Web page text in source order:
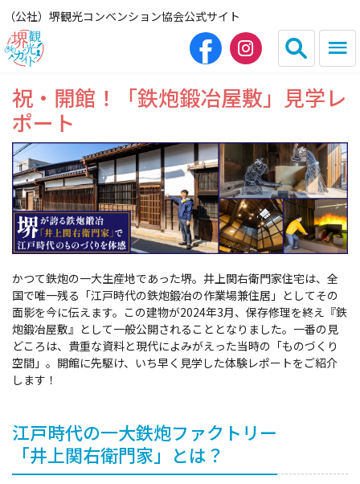
（公社）堺観光コンベンション協会公式サイト
English 简体中文
繁体中文 한국어
HOME（観光サイト）
観光スポット
グルメ
宿泊
イベント情報
ショッピング・お土産
サイクリングさかい
祝・開館！「鉄炮鍛冶屋敷」見学レ
ポート
かつて鉄炮の一大生産地であった堺。井上関右衛門家住宅は、全
国で唯一残る「江戸時代の鉄炮鍛冶の作業場兼住居」としてその
面影を今に伝えます。この建物が2024年3月、保存修理を終え『鉄
炮鍛冶屋敷』として一般公開されることとなりました。一番の見
どころは、貴重な資料と現代によみがえった当時の「ものづくり
空間」。開館に先駆け、いち早く見学した体験レポートをご紹介
します！
江戸時代の一大鉄炮ファクトリー
「井上関右衛門家」とは？